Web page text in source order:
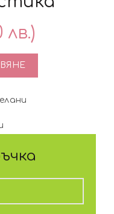
лв.)
Лепило за